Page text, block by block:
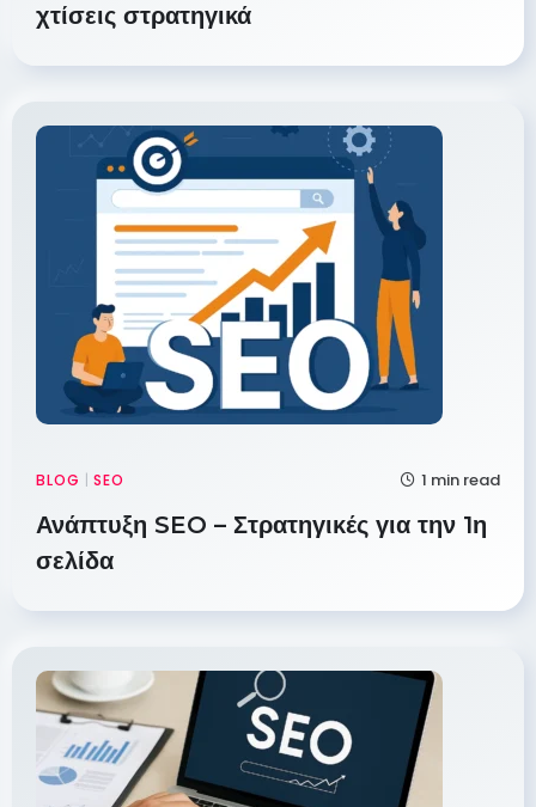
χτίσεις στρατηγικά
BLOG | SEO 1 min read
Ανάπτυξη SEO – Στρατηγικές για την 1η
σελίδα